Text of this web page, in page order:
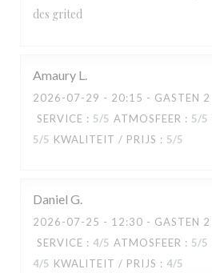
des grited
Amaury L
2026-07-29 - 20:15 - GASTEN 2
SERVICE : 5/5 ATMOSFEER : 5/5
5/5 KWALITEIT / PRIJS : 5/5
Daniel G
2026-07-25 - 12:30 - GASTEN 2
SERVICE : 4/5 ATMOSFEER : 5/5
4/5 KWALITEIT / PRIJS : 4/5